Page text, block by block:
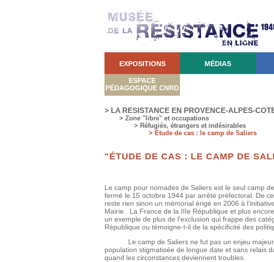
EXPOSITIONS MÉDIAS
ESPACE
PÉDAGOGIQUE CNRD
> LA RESISTANCE EN PROVENCE-ALPES-
> Zone "libre" et occupations
> Réfugiés, étrangers et indésirables
> Étude de cas : le camp de Saliers
"ÉTUDE DE CAS : LE CAMP DE
Le camp pour nomades de Saliers est le seul camp
fermé le 15 octobre 1944 par arrêté préfectoral. De
reste rien sinon un mémorial érigé en 2006 à
Mairie. La France de la IIIe République et plus
un exemple de plus de l'exclusion qui frappe des
République ou témoigne-t-il de la spécificité des
Le camp de Saliers ne fut pas un enjeu majeur
population stigmatisée de longue date et sans relais
quand les circonstances deviennent troubles.